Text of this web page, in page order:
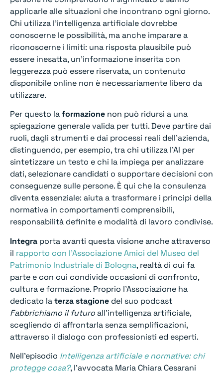
applicarle alle situazioni che incontrano ogni giorno.
Chi utilizza l’intelligenza artificiale dovrebbe
conoscerne le possibilità, ma anche imparare a
riconoscerne i limiti: una risposta plausibile può
essere inesatta, un’informazione inserita con
leggerezza può essere riservata, un contenuto
disponibile online non è necessariamente libero da
utilizzare.
Per questo laformazione non può ridursi a una
spiegazione generale valida per tutti. Deve partire dai
ruoli, dagli strumenti e dai processi reali dell’azienda,
distinguendo, per esempio, tra chi utilizza l’AI per
sintetizzare un testo e chi la impiega per analizzare
dati, selezionare candidati o supportare decisioni con
conseguenze sulle persone. È qui che la consulenza
diventa essenziale: aiuta a trasformare i principi della
normativa in comportamenti comprensibili,
responsabilità definite e modalità di lavoro condivise.
Integra porta avanti questa visione anche attraverso
il rapporto con l’Associazione Amici del Museo del
Patrimonio Industriale di Bologna, realtà di cui fa
parte e con cui condivide occasioni di confronto,
cultura e formazione. Proprio l’Associazione ha
dedicato laterza stagione del suo podcast
Fabbrichiamo il futuroall’intelligenza artificiale,
scegliendo di affrontarla senza semplificazioni,
attraverso il dialogo con professionisti ed esperti.
Nell’episodio Intelligenza artificiale e normative: chi
protegge cosa?, l’avvocata Maria Chiara Cesarani